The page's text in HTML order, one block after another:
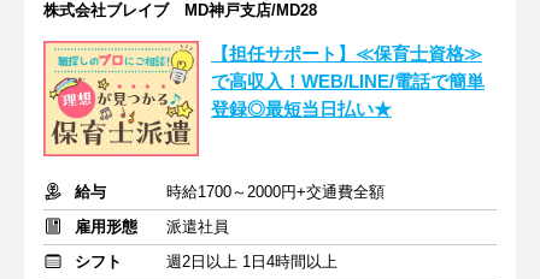
株式会社ブレイブ MD神戸支店/MD28
【担任サポート】≪保育士資格≫
で高収入！WEB/LINE/電話で簡単
登録◎最短当日払い★
給与
時給1700～2000円+交通費全額
雇用形態
派遣社員
シフト
週2日以上 1日4時間以上